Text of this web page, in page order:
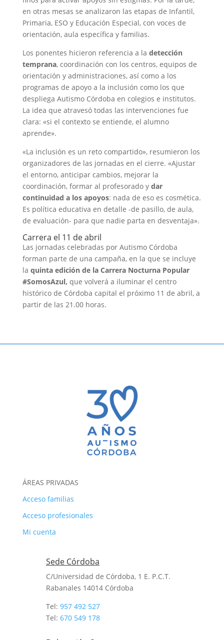
en otras mesas se analizaron las etapas de Infantil,
Primaria, ESO y Educación Especial, con voces de
orientación, aula específica y familias.
Los ponentes hicieron referencia a la detección
temprana, coordinación con los centros, equipos de
orientación y administraciones, así como a los
programas de apoyo a la inclusión como los que
despliega Autismo Córdoba en colegios e institutos.
La idea que atravesó todas las intervenciones fue
clara: «si el contexto se entiende, el alumno
aprende».
«La inclusión es un reto compartido», resumieron los
organizadores de las jornadas en el cierre. «Ajustar
el entorno, anticipar cambios, mejorar la
coordinación, formar al profesorado y dar
continuidad a los apoyos: nada de eso es cosmética.
Es política educativa en detalle -de pasillo, de aula,
de evaluación- para que nadie parta en desventaja».
Carrera el 11 de abril
Las jornadas celebradas por Autismo Córdoba
forman parte de una campaña, en la que se incluye
la quinta edición de la Carrera Nocturna Popular
#SomosAzul, que volverá a iluminar el centro
histórico de Córdoba capital el próximo 11 de abril, a
partir de las 21.00 horas.
ÁREAS PRIVADAS
Acceso familias
Acceso profesionales
Mi cuenta
Sede Córdoba
C/Universidad de Córdoba, 1 E. P.C.T.
Rabanales 14014 Córdoba
Tel: 957 492 527
Tel: 670 549 178